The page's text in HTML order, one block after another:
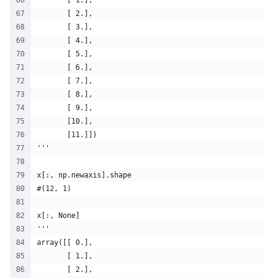
       [ 2.],
       [ 3.],
       [ 4.],
       [ 5.],
       [ 6.],
       [ 7.],
       [ 8.],
       [ 9.],
       [10.],
       [11.]])
'''
x[:, np.newaxis].shape
#(12, 1)
x[:, None]
'''
array([[ 0.],
       [ 1.],
       [ 2.],